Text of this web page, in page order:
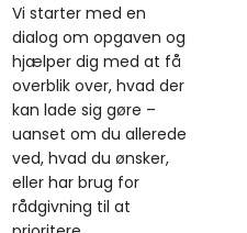
Vi starter med en
dialog om opgaven og
hjælper dig med at få
overblik over, hvad der
kan lade sig gøre –
uanset om du allerede
ved, hvad du ønsker,
eller har brug for
rådgivning til at